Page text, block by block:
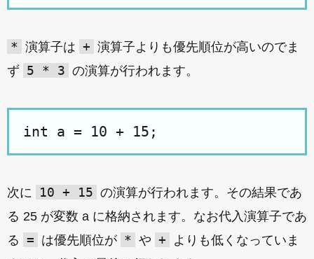
* 演算子は + 演算子よりも優先順位が高いのでま
ず 5 * 3 の演算が行われます。
次に 10 + 15 の演算が行われます。その結果であ
る 25 が変数 a に格納されます。なお代入演算子であ
る = は優先順位が * や +
よりも低くなっていま